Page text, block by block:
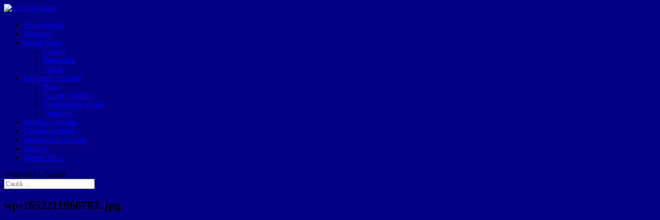
Prima pagină
Romania
Restul lumii
Croatia
Portugalia
Turcia
Informatii si sfaturi
Bani
Cazari verificate
Gastronomie locala
Transport
Istorii si Legende
Călători-scriitori
Sănătatea în vacanțe
Diverse
Despre Mine
Selectează o Pagină
wp-1652211960783..jpg